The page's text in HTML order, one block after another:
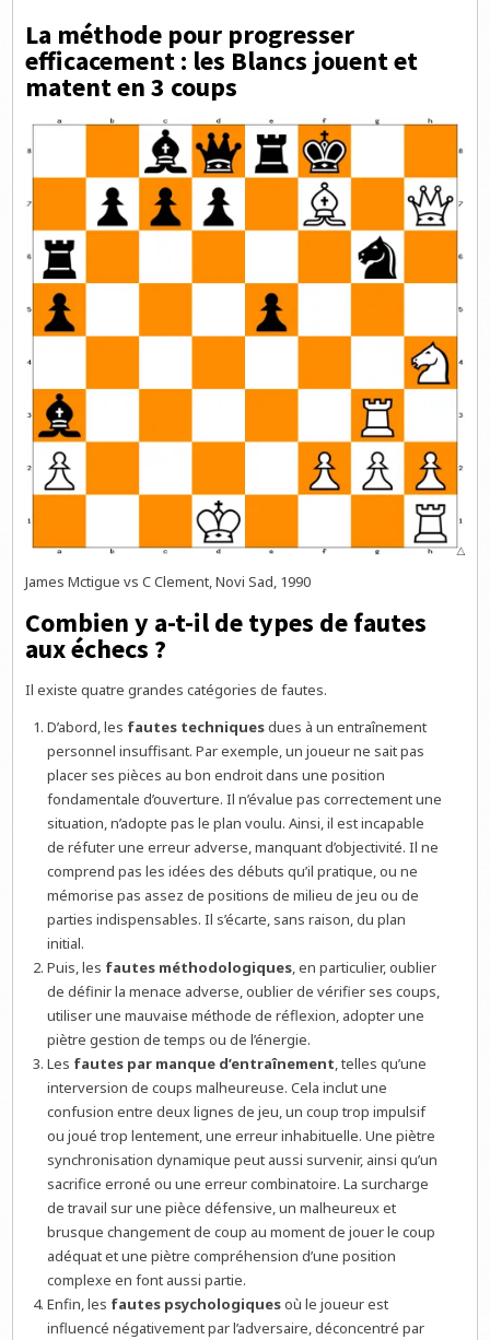
La méthode pour progresser
efficacement : les Blancs jouent et
matent en 3 coups
James Mctigue vs C Clement, Novi Sad, 1990
Combien y a-t-il de types de fautes
aux échecs ?
Il existe quatre grandes catégories de fautes.
D’abord, les fautes techniquesdues à un entraînement
personnel insuffisant. Par exemple, un joueur ne sait pas
placer ses pièces au bon endroit dans une position
fondamentale d’ouverture. Il n’évalue pas correctement une
situation, n’adopte pas le plan voulu. Ainsi, il est incapable
de réfuter une erreur adverse, manquant d’objectivité. Il ne
comprend pas les idées des débuts qu’il pratique, ou ne
mémorise pas assez de positions de milieu de jeu ou de
parties indispensables. Il s’écarte, sans raison, du plan
initial.
Puis, les fautes méthodologiques, en particulier, oublier
de définir la menace adverse, oublier de vérifier ses coups,
utiliser une mauvaise méthode de réflexion, adopter une
piètre gestion de temps ou de l’énergie.
Les fautes par manque d’entraînement, telles qu’une
interversion de coups malheureuse. Cela inclut une
confusion entre deux lignes de jeu, un coup trop impulsif
ou joué trop lentement, une erreur inhabituelle. Une piètre
synchronisation dynamique peut aussi survenir, ainsi qu’un
sacrifice erroné ou une erreur combinatoire. La surcharge
de travail sur une pièce défensive, un malheureux et
brusque changement de coup au moment de jouer le coup
adéquat et une piètre compréhension d’une position
complexe en font aussi partie.
Enfin, les fautes psychologiquesoù le joueur est
influencé négativement par l’adversaire, déconcentré par